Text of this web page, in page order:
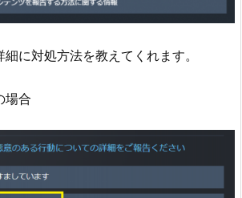
に対処方法を教えてくれます。
場合